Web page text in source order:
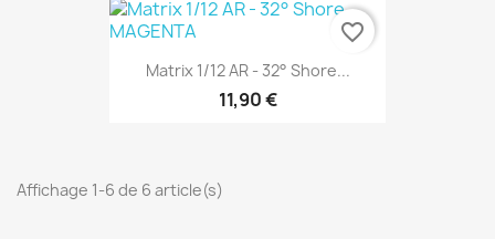
Matrix 1/12 AR - 32° Shore...
11,90 €
favorite_border
Affichage 1-6 de 6 article(s)